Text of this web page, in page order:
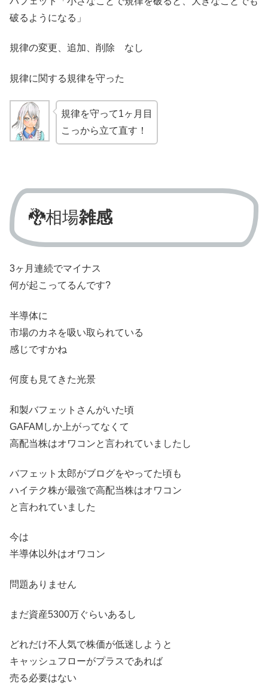
破るようになる」
規律の変更、追加、削除 なし
規律に関する規律を守った
規律を守って1ヶ月目
こっから立て直す！
🐉相場雑感
3ヶ月連続でマイナス
何が起こってるんです?
半導体に
市場のカネを吸い取られている
感じですかね
何度も見てきた光景
和製バフェットさんがいた頃
GAFAMしか上がってなくて
高配当株はオワコンと言われていましたし
バフェット太郎がブログをやってた頃も
ハイテク株が最強で高配当株はオワコン
と言われていました
今は
半導体以外はオワコン
問題ありません
まだ資産5300万ぐらいあるし
どれだけ不人気で株価が低迷しようと
キャッシュフローがプラスであれば
売る必要はない